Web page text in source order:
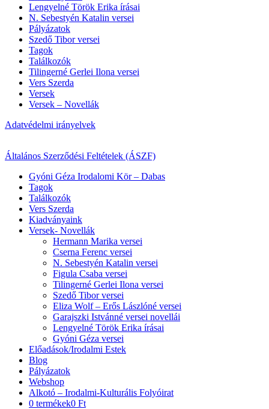
Lengyelné Török Erika írásai
N. Sebestyén Katalin versei
Pályázatok
Szedő Tibor versei
Tagok
Találkozók
Tilingerné Gerlei Ilona versei
Vers Szerda
Versek
Versek – Novellák
Adatvédelmi irányelvek
Általános Szerződési Feltételek (ÁSZF)
Gyóni Géza Irodalomi Kör – Dabas
Tagok
Találkozók
Vers Szerda
Kiadványaink
Versek- Novellák
Hermann Marika versei
Cserna Ferenc versei
N. Sebestyén Katalin versei
Figula Csaba versei
Tilingerné Gerlei Ilona versei
Szedő Tibor versei
Eliza Wolf – Erős Lászlóné versei
Garajszki Istvánné versei novellái
Lengyelné Török Erika írásai
Gyóni Géza versei
Előadások/Irodalmi Estek
Blog
Pályázatok
Webshop
Alkotó – Irodalmi-Kulturális Folyóirat
0 termékek0 Ft